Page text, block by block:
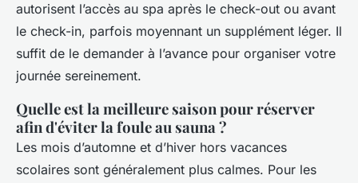
autorisent l’accès au spa après le check-out ou avant
le check-in, parfois moyennant un supplément léger. Il
suffit de le demander à l’avance pour organiser votre
journée sereinement.
Quelle est la meilleure saison pour réserver
afin d'éviter la foule au sauna ?
Les mois d’automne et d’hiver hors vacances
scolaires sont généralement plus calmes. Pour les